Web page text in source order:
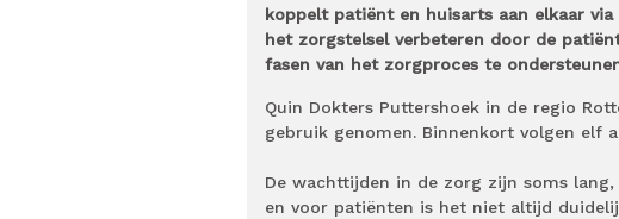
koppelt patiënt en huisarts aan elkaar
het zorgstelsel verbeteren door de
fasen van het zorgproces te
Quin Dokters Puttershoek in de regio
gebruik genomen. Binnenkort volgen elf
De wachttijden in de zorg zijn soms
en voor patiënten is het niet altijd